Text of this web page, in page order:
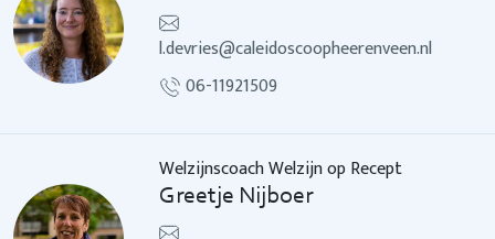
l.devries@caleidoscoopheerenveen.nl
06-11921509
Welzijnscoach Welzijn op Recept
Greetje Nijboer